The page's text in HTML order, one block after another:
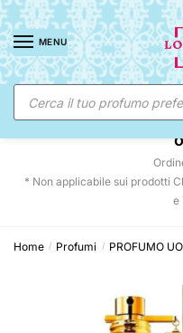
Skip
to
navigation
Skip
to
content
MENU
Ricerca
prodotti
☀️ SUNNY DAYS:
* Non applicabile sui prodotti
e
Home / Profumi / PROFUMO